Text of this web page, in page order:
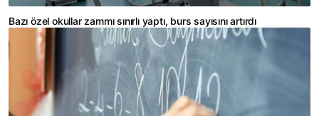
Bazı özel okullar zammı sınırlı yaptı, burs sayısını artırdı